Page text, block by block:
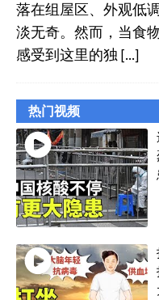
落在组屋区、外观低
淡无奇。然而，当食
感受到这里的独 […]
热门视频